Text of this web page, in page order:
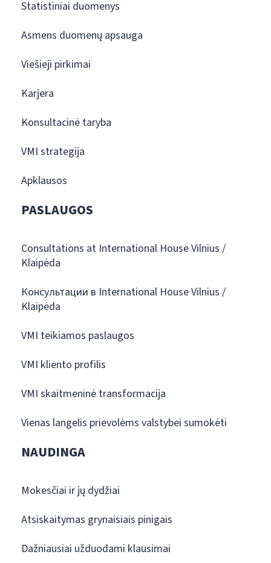
Statistiniai duomenys
Asmens duomenų apsauga
Viešieji pirkimai
Karjera
Konsultacinė taryba
VMI strategija
Apklausos
PASLAUGOS
Consultations at International House Vilnius /
Klaipėda
Консультации в International House Vilnius /
Klaipėda
VMI teikiamos paslaugos
VMI kliento profilis
VMI skaitmeninė transformacija
Vienas langelis prievolėms valstybei sumokėti
NAUDINGA
Mokesčiai ir jų dydžiai
Atsiskaitymas grynaisiais pinigais
Dažniausiai užduodami klausimai